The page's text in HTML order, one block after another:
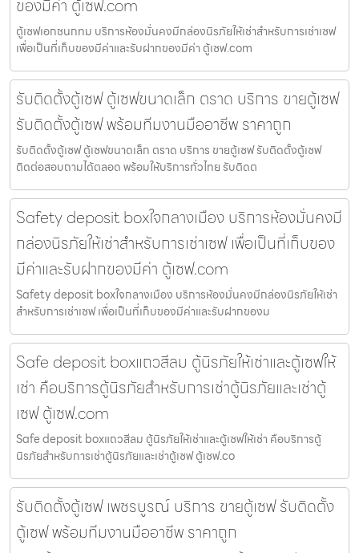
ของมีค่า ตู้เซฟ.com
ตู้เซฟเอกชนกทม บริการห้องมั่นคงมีกล่องนิรภัยให้เช่าสำหรับการเช่าเซฟ
เพื่อเป็นที่เก็บของมีค่าและรับฝากของมีค่า ตู้เซฟ.com
รับติดตั้งตู้เซฟ ตู้เซฟขนาดเล็ก ตราด บริการ ขายตู้เซฟ
รับติดตั้งตู้เซฟ พร้อมทีมงานมืออาชีพ ราคาถูก
รับติดตั้งตู้เซฟ ตู้เซฟขนาดเล็ก ตราด บริการ ขายตู้เซฟ รับติดตั้งตู้เซฟ
ติดต่อสอบถามได้ตลอด พร้อมให้บริการทั่วไทย รับติดต
Safety deposit boxใจกลางเมือง บริการห้องมั่นคงมี
กล่องนิรภัยให้เช่าสำหรับการเช่าเซฟ เพื่อเป็นที่เก็บของ
มีค่าและรับฝากของมีค่า ตู้เซฟ.com
Safety deposit boxใจกลางเมือง บริการห้องมั่นคงมีกล่องนิรภัยให้เช่า
สำหรับการเช่าเซฟ เพื่อเป็นที่เก็บของมีค่าและรับฝากของม
Safe deposit boxแถวสีลม ตู้นิรภัยให้เช่าและตู้เซฟให้
เช่า คือบริการตู้นิรภัยสำหรับการเช่าตู้นิรภัยและเช่าตู้
เซฟ ตู้เซฟ.com
Safe deposit boxแถวสีลม ตู้นิรภัยให้เช่าและตู้เซฟให้เช่า คือบริการตู้
นิรภัยสำหรับการเช่าตู้นิรภัยและเช่าตู้เซฟ ตู้เซฟ.co
รับติดตั้งตู้เซฟ เพชรบูรณ์ บริการ ขายตู้เซฟ รับติดตั้ง
ตู้เซฟ พร้อมทีมงานมืออาชีพ ราคาถูก